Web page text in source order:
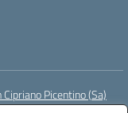
Picentino (Sa)